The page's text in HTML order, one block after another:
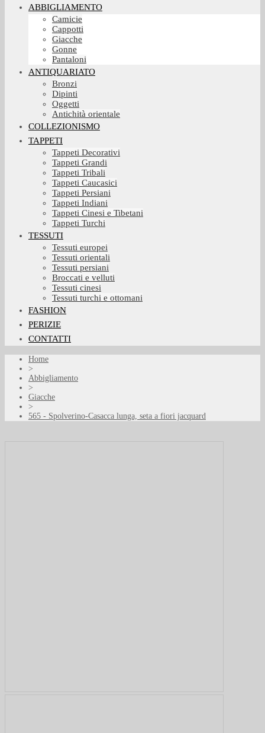
ABBIGLIAMENTO
Camicie
Cappotti
Giacche
Gonne
Pantaloni
ANTIQUARIATO
Bronzi
Dipinti
Oggetti
Antichità orientale
COLLEZIONISMO
TAPPETI
Tappeti Decorativi
Tappeti Grandi
Tappeti Tribali
Tappeti Caucasici
Tappeti Persiani
Tappeti Indiani
Tappeti Cinesi e Tibetani
Tappeti Turchi
TESSUTI
Tessuti europei
Tessuti orientali
Tessuti persiani
Broccati e velluti
Tessuti cinesi
Tessuti turchi e ottomani
FASHION
PERIZIE
CONTATTI
Home
>
Abbigliamento
>
Giacche
>
565 - Spolverino-Casacca lunga, seta a fiori jacquard